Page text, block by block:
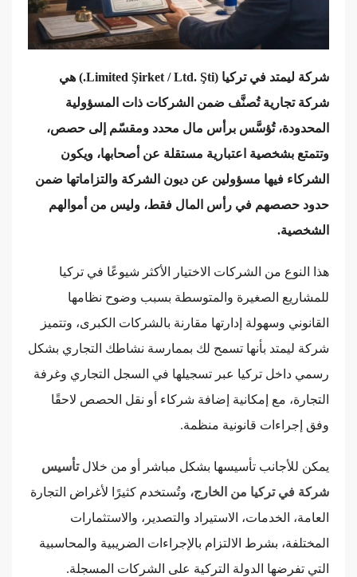
شركة ليمتد في تركيا (Limited Şirket / Ltd. Şti.) هي
شركة تجارية تُصنَّف ضمن الشركات ذات المسؤولية
المحدودة، تُؤسَّس برأس مال محدد ومقسّم إلى حصص،
وتتمتع بشخصية اعتبارية مستقلة عن أصحابها، ويكون
الشركاء فيها مسؤولين عن ديون الشركة والتزاماتها ضمن
حدود حصصهم في رأس المال فقط، وليس من أموالهم
الشخصية.
هذا النوع من الشركات الاختيار الأكثر شيوعًا في تركيا
للمشاريع الصغيرة والمتوسطة بسبب وضوح نظامها
القانوني وسهولة إدارتها مقارنة بالشركات الكبرى، وتتميز
شركة ليمتد بأنها تسمح لك بممارسة نشاطك التجاري بشكل
رسمي داخل تركيا عبر تسجيلها في السجل التجاري وغرفة
التجارة، مع إمكانية إضافة شركاء أو نقل الحصص لاحقًا
وفق إجراءات قانونية منظمة.
يمكن للأجانب تأسيسها بشكل مباشر أو من خلالتأسيس
شركة في تركيا من الخارج، وتُستخدم كثيرًا لأغراض التجارة
العامة، الخدمات، الاستيراد والتصدير، والاستثمارات
المختلفة، بشرط الالتزام بالإجراءات الضريبية والمحاسبية
التي تفرضها الدولة التركية على الشركات المسجلة.